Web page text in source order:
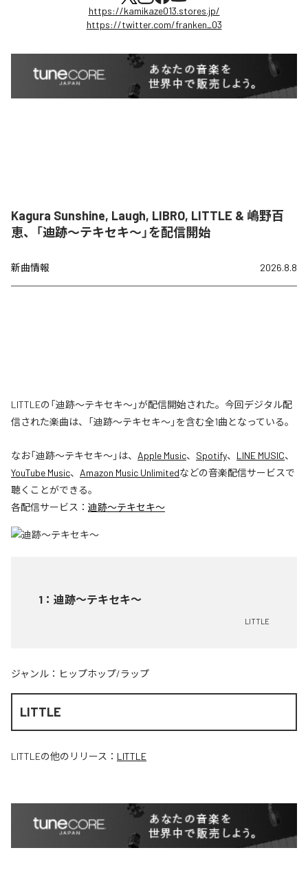
https://kamikaze013.stores.jp/
https://twitter.com/franken_03
Kagura Sunshine, Laugh, LIBRO, LITTLE & 嶋野百
恵、「迪跡〜テキセキ〜」を配信開始
新曲情報 2026.8.8
LITTLEの「迪跡〜テキセキ〜」が配信開始された。今回デジタル配
信された楽曲は、「迪跡〜テキセキ〜」を含む全1曲となっている。
なお「迪跡〜テキセキ〜」は、 Apple Music、 Spotify、 LINE MUSIC、
YouTube Music、 Amazon Music Unlimitedなどの音楽配信サービスで
聴くことができる。
各配信サービス： 迪跡〜テキセキ〜
1 ： 迪跡〜テキセキ〜
LITTLE
ジャンル： ヒップホップ/ラップ
LITTLE
LITTLEの他のリリース： LITTLE